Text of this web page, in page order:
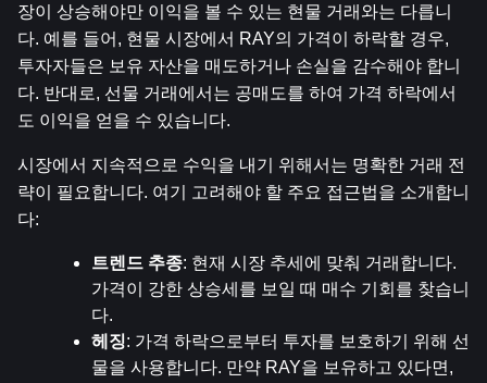
장이 상승해야만 이익을 볼 수 있는 현물 거래와는 다릅니
다. 예를 들어, 현물 시장에서 RAY의 가격이 하락할 경우,
투자자들은 보유 자산을 매도하거나 손실을 감수해야 합니
다. 반대로, 선물 거래에서는 공매도를 하여 가격 하락에서
도 이익을 얻을 수 있습니다.
시장에서 지속적으로 수익을 내기 위해서는 명확한 거래 전
략이 필요합니다. 여기 고려해야 할 주요 접근법을 소개합니
다:
트렌드 추종: 현재 시장 추세에 맞춰 거래합니다.
가격이 강한 상승세를 보일 때 매수 기회를 찾습니
다.
헤징: 가격 하락으로부터 투자를 보호하기 위해 선
물을 사용합니다. 만약 RAY을 보유하고 있다면,